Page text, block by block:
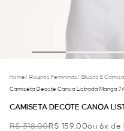
Home/ Roupas Femininas/ Blusas E
Camiseta Decote Canoa Listrada Manga 7/
CAMISETA DECOTE CANOA
R$ 318,00R$ 159,00ou 6x de